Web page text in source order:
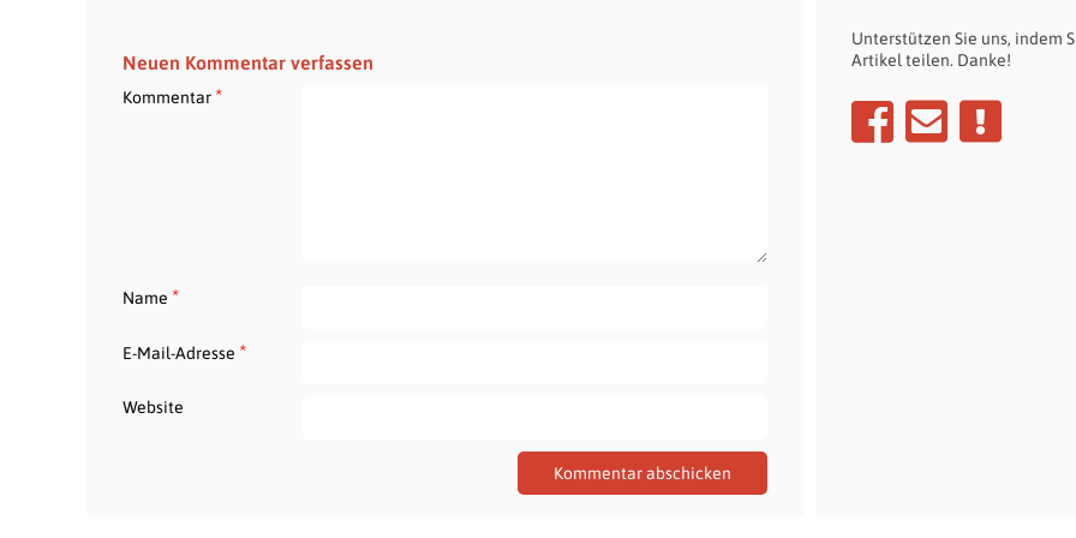
Neuen Kommentar verfassen
Kommentar*
Name *
E-Mail-Adresse *
Website
Unterstützen Sie uns, indem
Artikel teilen. Danke!